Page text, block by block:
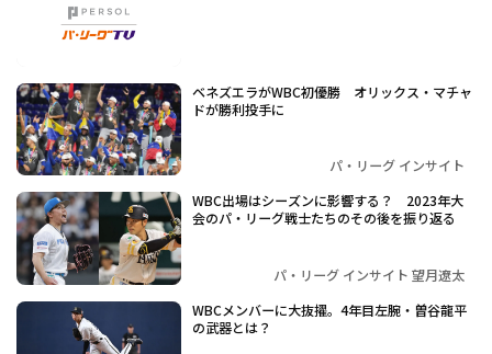
ベネズエラがWBC初優勝 オリックス・マチャ
ドが勝利投手に
パ・リーグ インサイト
WBC出場はシーズンに影響する？ 2023年大
会のパ・リーグ戦士たちのその後を振り返る
パ・リーグ インサイト 望月遼太
WBCメンバーに大抜擢。4年目左腕・曽谷龍平
の武器とは？